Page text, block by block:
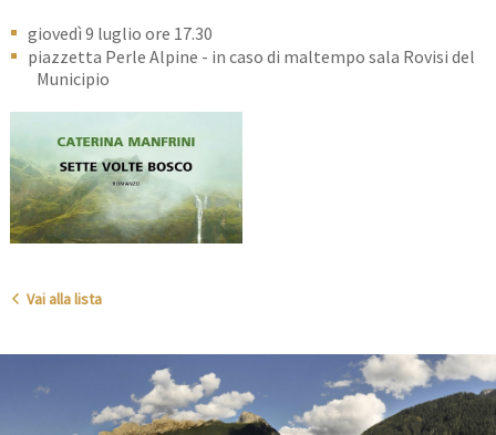
giovedì 9 luglio ore 17.30
piazzetta Perle Alpine - in caso di maltempo sala Rovisi del
Municipio
Vai alla lista